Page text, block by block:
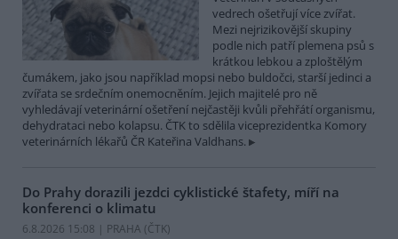
vedrech ošetřují více zvířat.
Mezi nejrizikovější skupiny
podle nich patří plemena psů s
krátkou lebkou a zploštělým
čumákem, jako jsou například mopsi nebo buldočci, starší jedinci a
zvířata se srdečním onemocněním. Jejich majitelé pro ně
vyhledávají veterinární ošetření nejčastěji kvůli přehřátí organismu,
dehydrataci nebo kolapsu. ČTK to sdělila viceprezidentka Komory
veterinárních lékařů ČR Kateřina Valdhans.
Do Prahy dorazili jezdci cyklistické štafety, míří na
konferenci o klimatu
6.8.2026 15:08 | PRAHA (ČTK)